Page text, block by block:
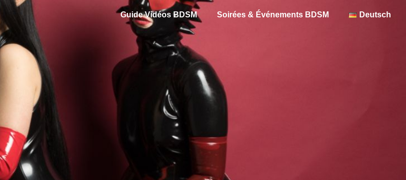
Guide Vidéos BDSM Soirées & Événements BDSM Deutsch